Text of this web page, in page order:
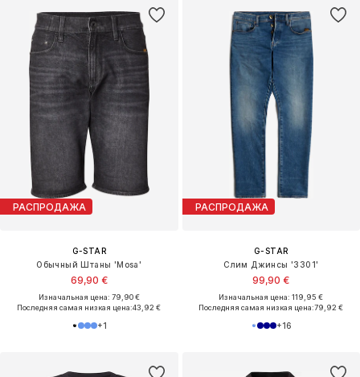
РАСПРОДАЖА
G-STAR
Обычный Штаны 'Mosa'
69,90 €
Изначальная цена: 79,90 €
Последняя самая низкая цена:43,92 €
+1
РАСПРОДАЖА
G-STAR
Слим Джинсы '3301'
99,90 €
Изначальная цена: 119,95 €
Последняя самая низкая цена:79,92 €
+16